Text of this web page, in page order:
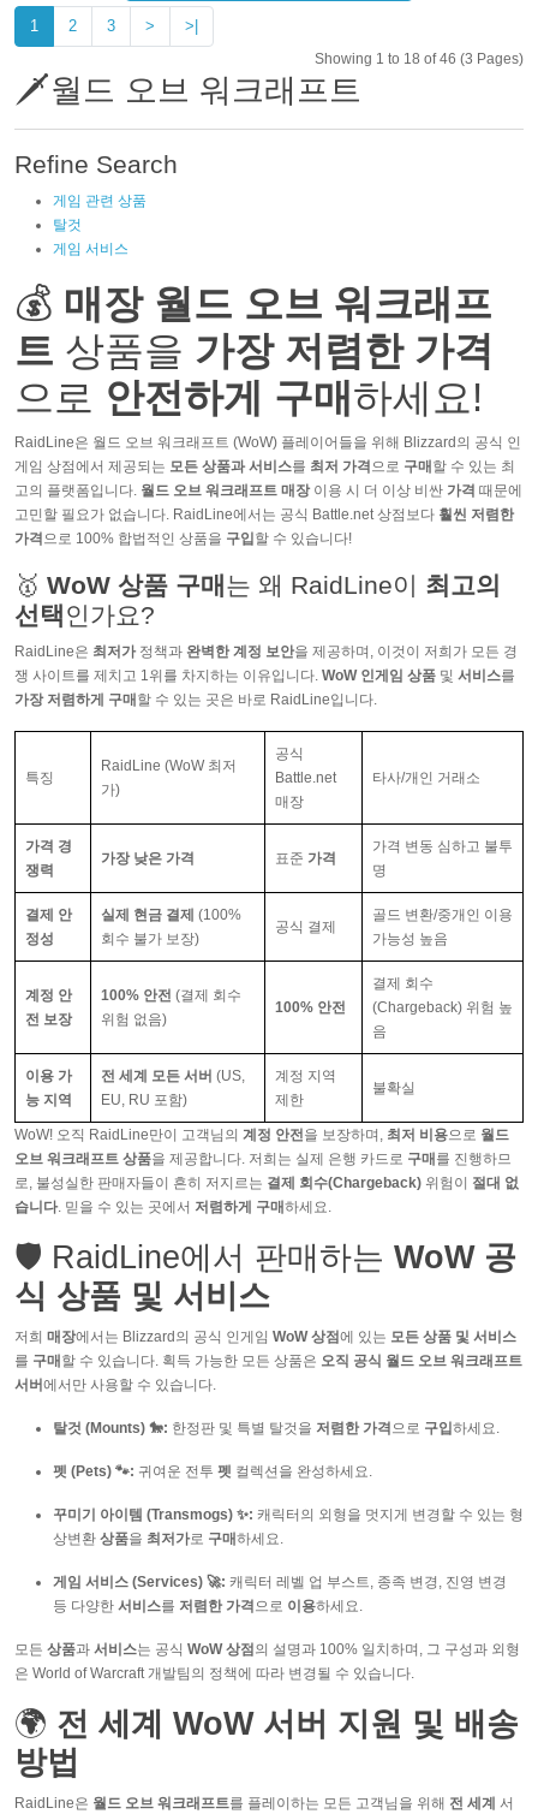
1 2 3 > >|
Showing 1 to 18 of 46 (3 Pages)
🗡️월드 오브 워크래프트
Refine Search
게임 관련 상품
탈것
게임 서비스
💰 매장 월드 오브 워크래프
트 상품을 가장 저렴한 가격
으로 안전하게 구매 하세요!
RaidLine은 월드 오브 워크래프트 (WoW) 플레이어들을 위해 Blizzard의 공식 인
게임 상점에서 제공되는 모든 상품과 서비스를 최저 가격 으로 구매 할 수 있는 최
고의 플랫폼입니다. 월드 오브 워크래프트 매장이용 시 더 이상 비싼 가격 때문에
고민할 필요가 없습니다. RaidLine에서는 공식 Battle.net 상점보다 훨씬 저렴한
가격 으로 100% 합법적인 상품을 구입 할 수 있습니다!
🥇 WoW 상품 구매 는 왜 RaidLine이 최고의
선택인가요?
RaidLine은 최저가정책과 완벽한 계정 보안을 제공하며, 이것이 저희가 모든 경
쟁 사이트를 제치고 1위를 차지하는 이유입니다. WoW 인게임 상품 및 서비스를
가장 저렴하게 구매 할 수 있는 곳은 바로 RaidLine입니다.
특징
RaidLine (WoW 최저
가)
공식
Battle.net
매장
타사/개인 거래소
가격 경
쟁력
가장 낮은 가격 표준 가격
가격 변동 심하고 불투
명
결제 안
정성
실제 현금 결제 (100%
회수 불가 보장)
공식 결제
골드 변환/중개인 이용
가능성 높음
계정 안
전 보장
100% 안전 (결제 회수
위험 없음)
100% 안전
결제 회수
(Chargeback) 위험 높
음
이용 가
능 지역
전 세계 모든 서버 (US,
EU, RU 포함)
계정 지역
제한
불확실
WoW! 오직 RaidLine만이 고객님의 계정 안전을 보장하며, 최저 비용으로 월드
오브 워크래프트 상품을 제공합니다. 저희는 실제 은행 카드로 구매 를 진행하므
로, 불성실한 판매자들이 흔히 저지르는 결제 회수(Chargeback) 위험이 절대 없
습니다. 믿을 수 있는 곳에서 저렴하게 구매하세요.
🛡️ RaidLine에서 판매하는 WoW 공
식 상품 및 서비스
저희 매장에서는 Blizzard의 공식 인게임 WoW 상점에 있는 모든 상품 및 서비스
를 구매 할 수 있습니다. 획득 가능한 모든 상품은 오직 공식 월드 오브 워크래프트
서버에서만 사용할 수 있습니다.
탈것 (Mounts) 🐎: 한정판 및 특별 탈것을 저렴한 가격 으로 구입하세요.
펫 (Pets) 🐾: 귀여운 전투 펫 컬렉션을 완성하세요.
꾸미기 아이템 (Transmogs) ✨: 캐릭터의 외형을 멋지게 변경할 수 있는 형
상변환 상품을 최저가로 구매하세요.
게임 서비스 (Services) 🚀: 캐릭터 레벨 업 부스트, 종족 변경, 진영 변경
등 다양한 서비스를 저렴한 가격 으로 이용하세요.
모든 상품과 서비스는 공식 WoW 상점 의 설명과 100% 일치하며, 그 구성과 외형
은 World of Warcraft 개발팀의 정책에 따라 변경될 수 있습니다.
🌍 전 세계 WoW 서버 지원 및 배송
방법
RaidLine은 월드 오브 워크래프트를 플레이하는 모든 고객님을 위해 전 세계
서